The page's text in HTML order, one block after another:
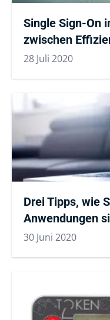
Single Sign-On
zwischen
28 Juli 2020
Drei Tipps, wie
Anwendungen
30 Juni 2020